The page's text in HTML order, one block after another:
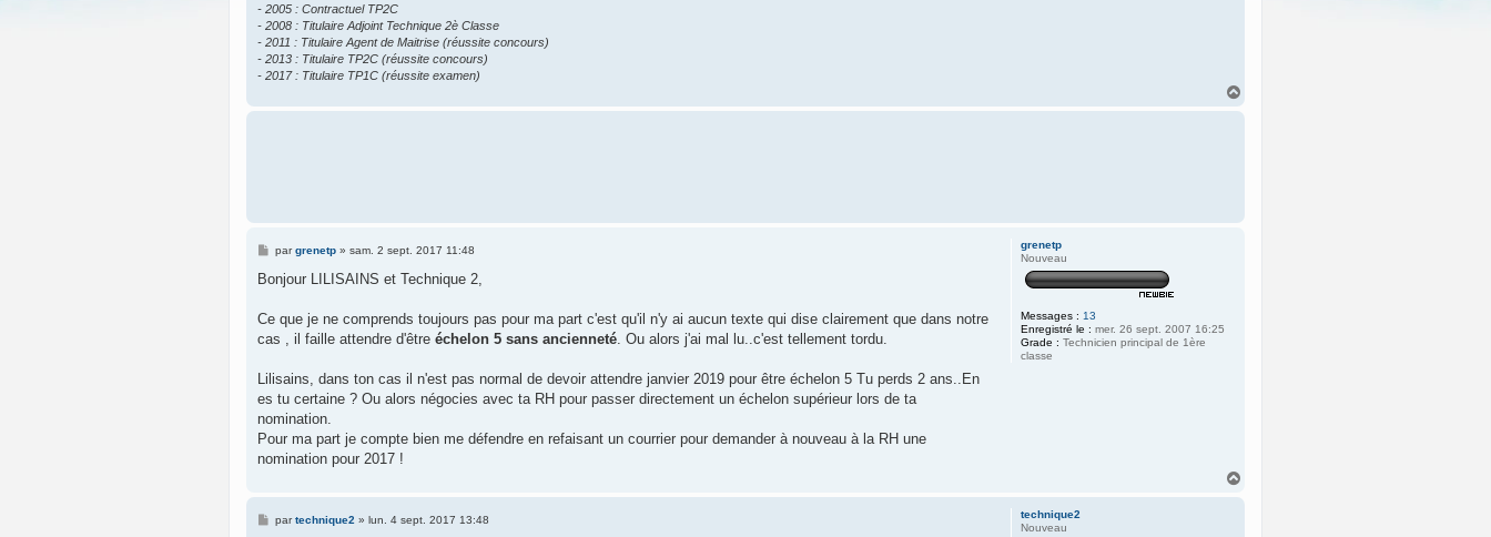
- 2005 : Contractuel TP2C
- 2008 : Titulaire Adjoint Technique 2è Classe
- 2011 : Titulaire Agent de Maitrise (réussite concours)
- 2013 : Titulaire TP2C (réussite concours)
- 2017 : Titulaire TP1C (réussite examen)
grenetp
Nouveau
Messages : 13
Enregistré le : mer. 26 sept. 2007 16:25
Grade : Technicien principal de 1ère
classe
M
s
g
pargrenetp» sam. 2 sept. 2017 11:48
Bonjour LILISAINS et Technique 2,
Ce que je ne comprends toujours pas pour ma part c'est qu'il n'y ai aucun texte qui dise clairement que dans notre
cas , il faille attendre d'être échelon 5 sans ancienneté . Ou alors j'ai mal lu..c'est tellement tordu.
Lilisains, dans ton cas il n'est pas normal de devoir attendre janvier 2019 pour être échelon 5 Tu perds 2 ans..En
es tu certaine ? Ou alors négocies avec ta RH pour passer directement un échelon supérieur lors de ta
nomination.
Pour ma part je compte bien me défendre en refaisant un courrier pour demander à nouveau à la RH une
nomination pour 2017 !
technique2
Nouveau
Mpartechnique2 » lun. 4 sept. 2017 13:48